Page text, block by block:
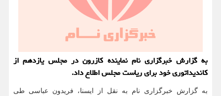
به گزارش خبرگزاری نام نماینده كازرون در مجلس یازدهم از
كاندیداتوری خود برای ریاست مجلس اطلاع داد.
به گزارش خبرگزاری نام به نقل از ایسنا، فریدون عباسی طی